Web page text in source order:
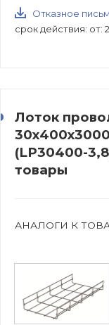
Отказное
срок действия: от:
Лоток
(LP30400-
товары
АНАЛОГИ К